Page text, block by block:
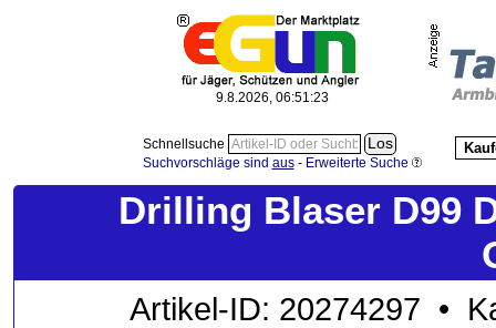
9.8.2026, 06:51:24
Schnellsuche
Suchvorschläge sind aus- Erweiterte Suche
Drilling Blaser D99
Artikel-ID: 20274297 •